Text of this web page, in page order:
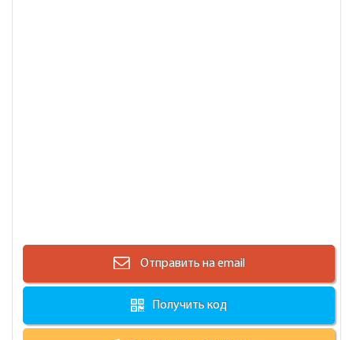
Отправить на email
Получить код